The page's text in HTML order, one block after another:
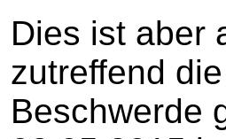
Dies ist aber
zutreffend
Beschwerde